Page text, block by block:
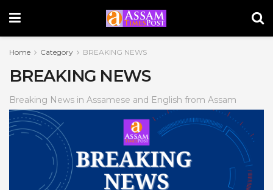
Home Category BREAKING NEWS
BREAKING NEWS
Breaking News in Assamese and English from Assam